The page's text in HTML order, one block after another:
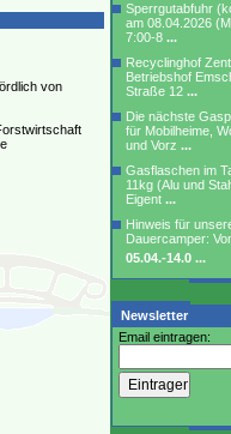
von
Sperrgutabfuhr
am 08.04.2026
7:00-8 ...
Recyclinghof
Betriebshof
Straße 12 ...
Die nächste
für Mobilheime,
und Vorz ...
Gasflaschen im
11kg (Alu und
Eigent ...
Hinweis für
Dauercamper:
05.04.-14.0 ...
Newsletter
Email eintragen: